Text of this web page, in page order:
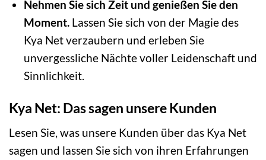
Nehmen Sie sich Zeit und genießen Sie den
Moment.Lassen Sie sich von der Magie des
Kya Net verzaubern und erleben Sie
unvergessliche Nächte voller Leidenschaft und
Sinnlichkeit.
Kya Net: Das sagen unsere Kunden
Lesen Sie, was unsere Kunden über das Kya Net
sagen und lassen Sie sich von ihren Erfahrungen